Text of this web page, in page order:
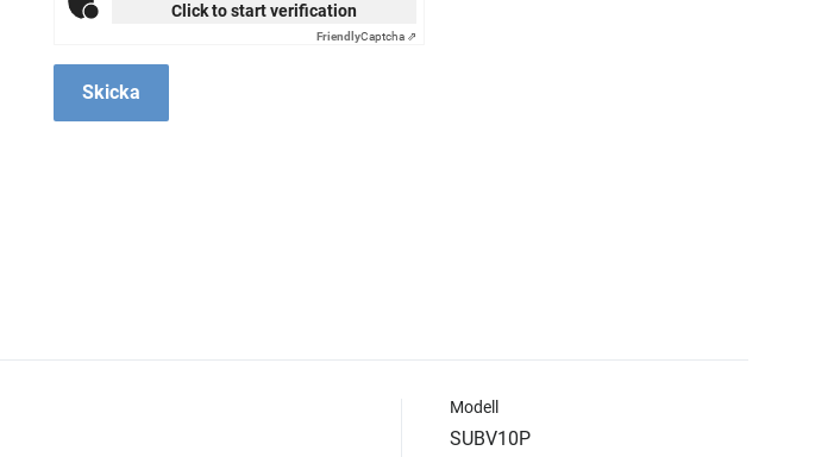
Click to start verification
FriendlyCaptcha ⇗
Skicka
Modell
SUBV10P